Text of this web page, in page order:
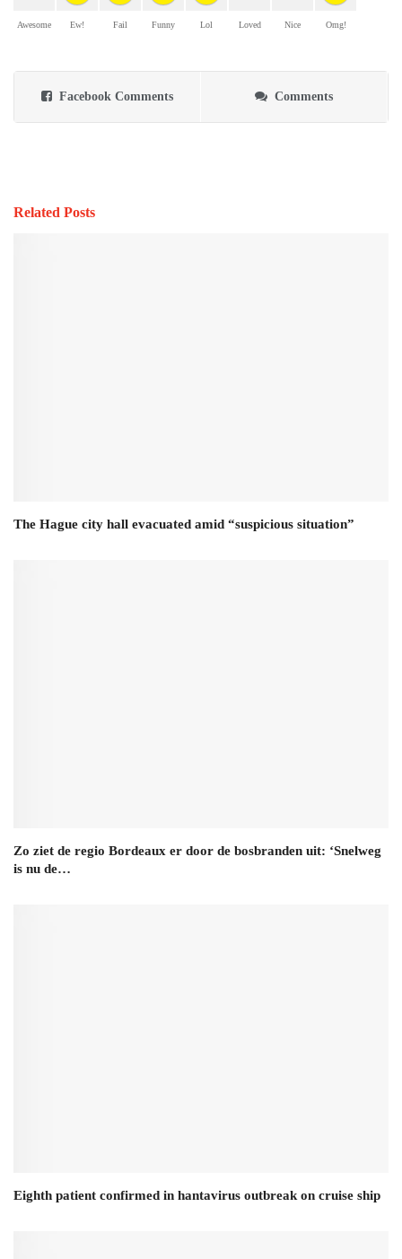
Awesome Ew! Fail Funny Lol Loved Nice Omg!
Facebook Comments Comments
Related Posts
The Hague city hall evacuated amid “suspicious situation”
Zo ziet de regio Bordeaux er door de bosbranden uit: ‘Snelweg
is nu de…
Eighth patient confirmed in hantavirus outbreak on cruise ship